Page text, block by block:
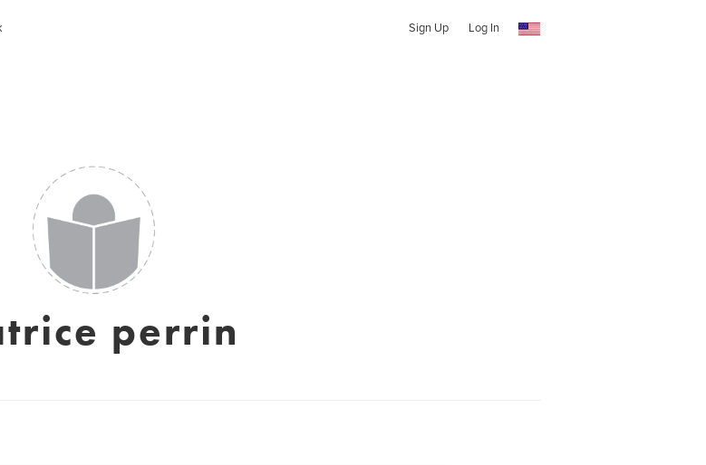
Sign Up Log In
perrin